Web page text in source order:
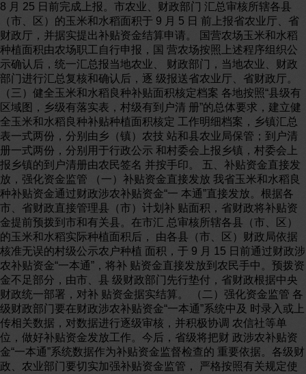
8 月 25 日前完成上报。市农业、财政部门 汇总审核所辖各县
（市、区）的玉米和水稻面积于 9 月 5 日 前上报省农业厅、省
财政厅，并据实提出补贴资金结算申请。 国营农场玉米和水稻
种植面积由农场职工自行申报，国 营农场按照上述程序组织公
示确认后，统一汇总报当地农业、 财政部门，当地农业、财政
部门进行汇总复核和确认后，逐 级报送省农业厅、省财政厅。
（三）健全玉米和水稻良种补贴面积核定档案 各地按照“县级有
区域图，乡级有落实表，村级有到户清 册”的总体要求，建立健
全玉米和水稻良种补贴种植面积核定 工作明细档案，乡镇汇总
表一式两份，分别由乡（镇）农技 站和县农业局保管；到户清
册一式两份，分别用于行政公示 和村委会上报乡镇，村委会上
报乡镇的到户清册由农民签名 并按手印。 五、补贴资金直接发
放，强化资金监管 （一）补贴资金直接发放 我省玉米和水稻良
种补贴资金通过财政涉农补贴资金“一 本通”直接发放。根据各
市、省财政直接管理县（市）计划补 贴面积，省财政将补贴资
金提前预拨到市和有关县。在市汇 总审核所辖各县（市、区）
的玉米和水稻实际种植面积后， 由各县（市、区）财政局依据
核准无误的村级公示农户种植 面积，于 9 月 15 日前通过财政涉
农补贴资金“一本通”，将补 贴资金直接发放到农民手中。预拨资
金不足部分，由市、县 级财政部门先行垫付，省财政根据中央
财政统一部署，对补 贴资金据实结算。 （二）强化资金监管 各
级财政部门要在财政涉农补贴资金“一本通”系统中及 时录入或上
传相关数据，对数据进行逐级审核，并积极协调 农信社等单
位，做好补贴资金发放工作。今后，省级将把财 政涉农补贴资
金“一本通”系统数据作为补贴资金监督检查的 重要依据。各级财
政、农业部门要切实加强补贴资金监管， 严格按照有关规定使